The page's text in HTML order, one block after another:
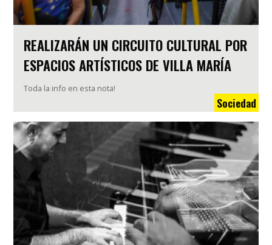
REALIZARÁN UN CIRCUITO CULTURAL POR
ESPACIOS ARTÍSTICOS DE VILLA MARÍA
Toda la info en esta nota!
Sociedad